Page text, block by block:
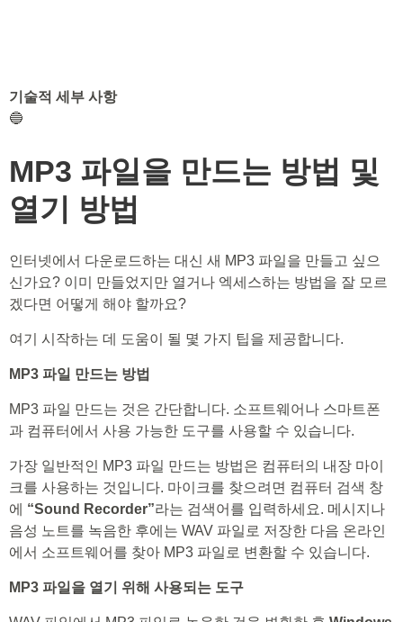
기술적 세부 사항
🔵
MP3 파일을 만드는 방법 및
열기 방법
인터넷에서 다운로드하는 대신 새 MP3 파일을 만들고 싶으
신가요? 이미 만들었지만 열거나 엑세스하는 방법을 잘 모르
겠다면 어떻게 해야 할까요?
여기 시작하는 데 도움이 될 몇 가지 팁을 제공합니다.
MP3 파일 만드는 방법
MP3 파일 만드는 것은 간단합니다. 소프트웨어나 스마트폰
과 컴퓨터에서 사용 가능한 도구를 사용할 수 있습니다.
가장 일반적인 MP3 파일 만드는 방법은 컴퓨터의 내장 마이
크를 사용하는 것입니다. 마이크를 찾으려면 컴퓨터 검색 창
에 “Sound Recorder”라는 검색어를 입력하세요. 메시지나
음성 노트를 녹음한 후에는 WAV 파일로 저장한 다음 온라인
에서 소프트웨어를 찾아 MP3 파일로 변환할 수 있습니다.
MP3 파일을 열기 위해 사용되는 도구